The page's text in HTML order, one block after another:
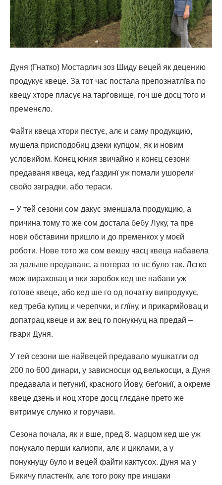
Дуня (Гнатко) Мостарлич зоз Шиду вецей як децению
продукує квеце. За тот час постала препознатлїва по
квецу хторе пласує на тарґовище, гоч ше досц того и
пременєло.
Файти квеца хтори пестує, алє и саму продукцию,
мушела присподобиц дзеки купцом, як и новим
условийом. Конєц юния звичайно и конєц сезони
предаваня квеца, кед ґаздинї уж помали ушорели
свойо заградки, або тераси.
– У тей сезони сом дакус зменшала продукцию, а
причина тому то же сом достала бебу Луку, та пре
нови обставини пришло и до пременкох у моєй
роботи. Нове тото же сом векшу часц квеца набавела
за дальше предаванє, а потераз то нє було так. Лєгко
мож вираховац и яки заробок кед ше набави уж
готове квеце, або кед ше го од початку випродукує,
кед треба купиц и черепчки, и глїну, и прикармйовац и
допатрац квеце и аж вец го понукнуц на предай –
гвари Дуня.
У тей сезони ше найвецей предавало мушкатли од
200 по 600 динари, у зависносци од велькосци, а Дуня
предавала и петуниї, красного Йову, беґониї, а окреме
квеце дзень и ноц хторе досц глєдане прето же
витримує слунко и горучави.
Сезона почала, як и вше, пред 8. марцом кед ше уж
понукало перши калиопи, алє и циклами, а у
понукнуцу було и вецей файти кактусох. Дуня ма у
Бикичу пластенїк, алє того року пре иншаки